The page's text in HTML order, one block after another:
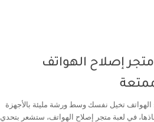
إصلاح الهواتف
الهواتف تخيل نفسك وسط ورشة مليئة بالأجهزة
في لعبة متجر إصلاح الهواتف، ستشعر بتحدي